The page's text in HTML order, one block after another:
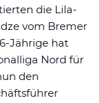
die Lila-
vom Bremer
Jährige hat
Nord für
den